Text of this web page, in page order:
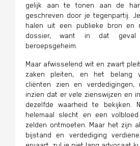
gelijk aan te tonen aan de
geschreven door je tegenpartij.
halen uit een publieke bron en
dossier, want in dat
beroepsgeheim.
Maar afwisselend wit en zwart
zaken pleiten, en het belang
cliënten zien en
inzien dat er vele zienswijzen en
dezelfde waarheid te bekijken.
helemaal slecht en een
zelden ontmoeten. Maar het zijn
bijstand en verdediging